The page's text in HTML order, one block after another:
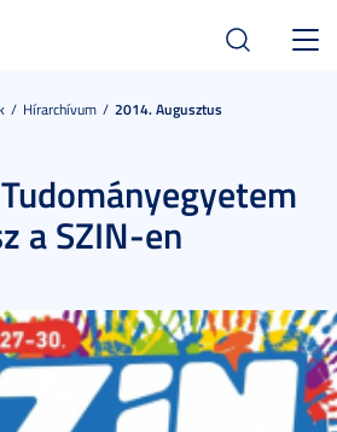
Hírarchívum 2014. Augusztus
a SZIN-en